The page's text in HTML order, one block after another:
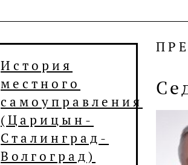
История
местного
самоуправления
(Царицын-
Сталинград-
Волгоград)